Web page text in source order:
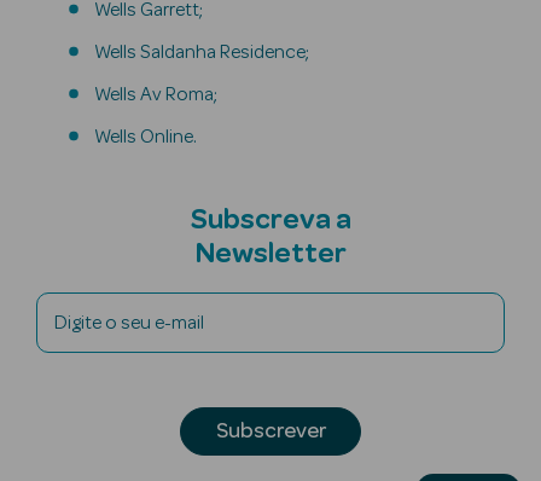
Hidratantes
Bronzeadores
Wells Garrett;
Wells Saldanha Residence;
Wells Av Roma;
Wells Online.
Subscreva a
Newsletter
Digite o seu e-mail
Subscrever